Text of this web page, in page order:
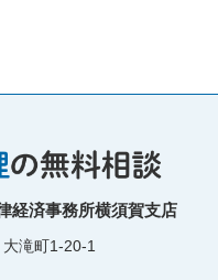
経済事務所横須賀支店
滝町1-20-1